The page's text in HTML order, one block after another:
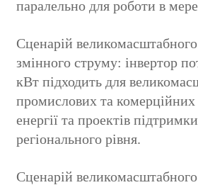
паралельно для роботи в
Сценарій
змінного струму: інвертор
кВт підходить для
промислових та комерційних
енергії та проектів
регіонального рівня.
Сценарій